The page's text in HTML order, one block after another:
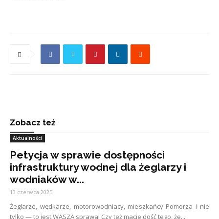
Zobacz też
Aktualności
Petycja w sprawie dostępności
infrastruktury wodnej dla żeglarzy i
wodniaków w...
13 czerwca 2025
Żeglarze, wędkarze, motorowodniacy, mieszkańcy Pomorza i nie
tylko — to jest WASZA sprawa! Czy też macie dość tego, że...